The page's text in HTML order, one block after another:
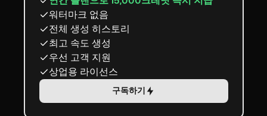
워터마크 없음
전체 생성 히스토리
최고 속도 생성
우선 고객 지원
상업용 라이선스
구독하기